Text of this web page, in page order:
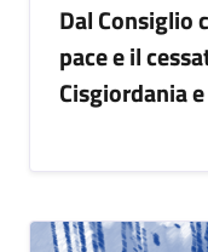
Dal Consiglio
pace e il
Cisgiordania